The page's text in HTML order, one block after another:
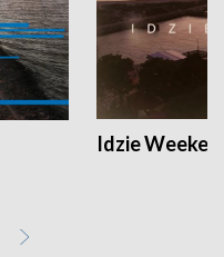
Idzie